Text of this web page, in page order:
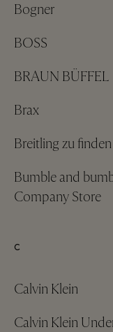
Bogner
BOSS
BRAUN BÜFFEL
Brax
Breitling zu
Bumble and
Company Store
C
Calvin Klein
Calvin Klein